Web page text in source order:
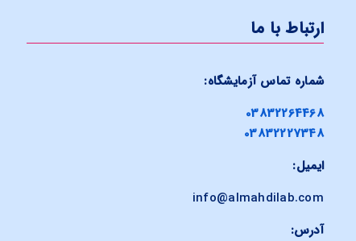
ارتباط با ما
شماره تماس آزمایشگاه:
03832264468
03832227348
ایمیل:
info@almahdilab.com
آدرس: